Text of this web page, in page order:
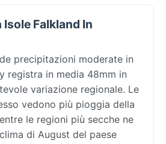
Isole Falkland In
precipitazioni moderate in
registra in media 48mm in
variazione regionale. Le
vedono più pioggia della
le regioni più secche ne
di August del paese